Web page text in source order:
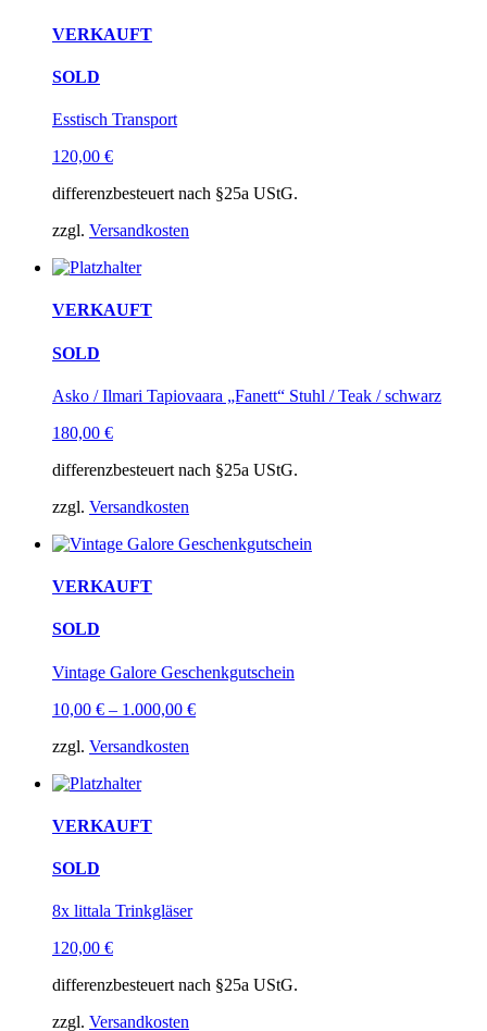
VERKAUFT
SOLD
Esstisch Transport
120,00 €
differenzbesteuert nach §25a UStG.
zzgl. Versandkosten
VERKAUFT
SOLD
Asko / Ilmari Tapiovaara „Fanett“ Stuhl / Teak / schwarz
180,00 €
differenzbesteuert nach §25a UStG.
zzgl. Versandkosten
VERKAUFT
SOLD
Vintage Galore Geschenkgutschein
10,00 € – 1.000,00 €
zzgl. Versandkosten
VERKAUFT
SOLD
8x littala Trinkgläser
120,00 €
differenzbesteuert nach §25a UStG.
zzgl. Versandkosten